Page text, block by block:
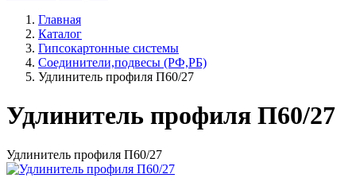
Главная
Каталог
Гипсокартонные системы
Соединители,подвесы (РФ,РБ)
Удлинитель профиля П60/27
Удлинитель профиля П60/27
Удлинитель профиля П60/27